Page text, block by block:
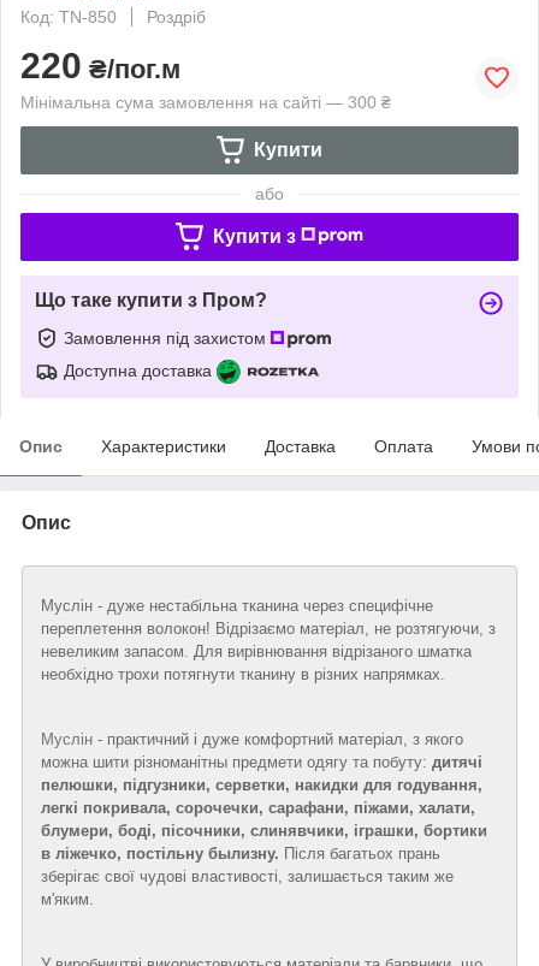
Код: TN-850
Роздріб
220 ₴/пог.м
Мінімальна сума замовлення на сайті — 300 ₴
Купити
або
Купити з
Що таке купити з Пром?
Замовлення під захистом
Доступна доставка
Опис Характеристики Доставка Оплата Умови
Опис
Муслін - дуже нестабільна тканина через специфічне
переплетення волокон! Відрізаємо матеріал, не розтягуючи, з
невеликим запасом. Для вирівнювання відрізаного шматка
необхідно трохи потягнути тканину в різних напрямках.
Муслін - практичний і дуже комфортний матеріал, з якого
можна шити різноманітны предмети одягу та побуту: дитячі
пелюшки, підгузники, серветки, накидки для годування,
легкі покривала, сорочечки, сарафани, піжами, халати,
блумери, боді, пісочники, слинявчики, іграшки, бортики
в ліжечко, постільну былизну. Після багатьох прань
зберігає свої чудові властивості, залишається таким же
м'яким.